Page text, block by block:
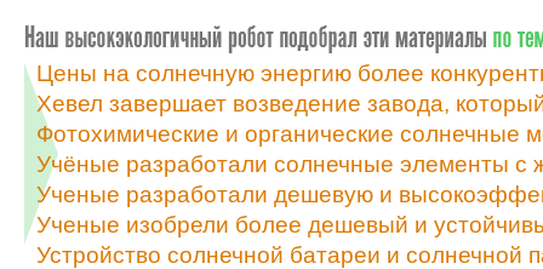
Цены на солнечную энергию более
Хевел завершает возведение завода,
Фотохимические и органические солнечные
Учёные разработали солнечные элементы с
Ученые разработали дешевую и
Ученые изобрели более дешевый и
Устройство солнечной батареи и солнечной